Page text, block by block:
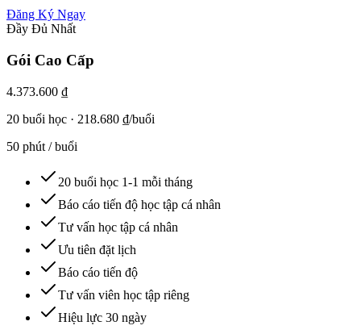
Đăng Ký Ngay
Đầy Đủ Nhất
Gói Cao Cấp
4.373.600 ₫
20 buổi học · 218.680 ₫/buổi
50 phút / buổi
20 buổi học 1-1 mỗi tháng
Báo cáo tiến độ học tập cá nhân
Tư vấn học tập cá nhân
Ưu tiên đặt lịch
Báo cáo tiến độ
Tư vấn viên học tập riêng
Hiệu lực 30 ngày